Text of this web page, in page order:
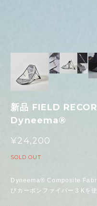
新品 FIELD
Dyneema®
¥24,200
SOLD OUT
Dyneema® Composite
びカーボンファイバー３Kを